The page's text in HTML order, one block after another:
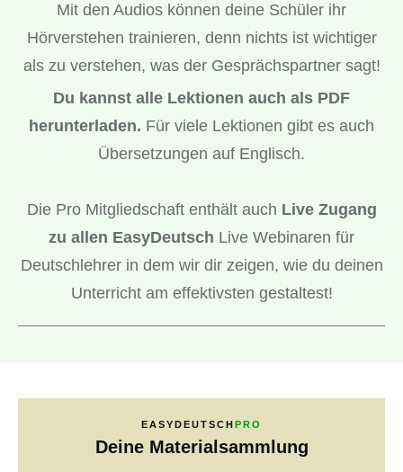
Mit den Audios können deine Schüler ihr
Hörverstehen trainieren, denn nichts ist wichtiger
als zu verstehen, was der Gesprächspartner sagt!
Du kannst alle Lektionen auch als PDF
herunterladen. Für viele Lektionen gibt es auch
Übersetzungen auf Englisch.
Die Pro Mitgliedschaft enthält auch Live Zugang
zu allen EasyDeutsch Live Webinaren für
Deutschlehrer in dem wir dir zeigen, wie du deinen
Unterricht am effektivsten gestaltest!
EASYDEUTSCH PRO
Deine Materialsammlung